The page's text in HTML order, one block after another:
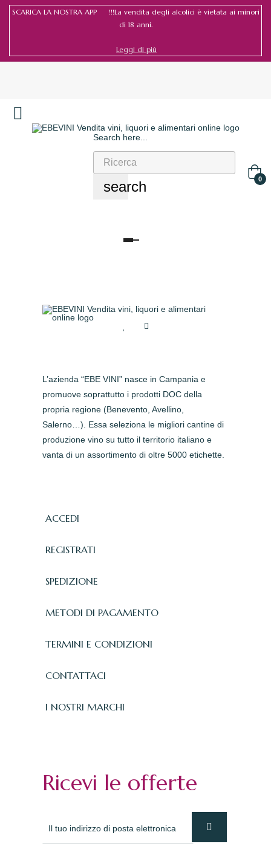
SCARICA LA NOSTRA APP !!!La vendita degli alcolici è vietata ai minori
di 18 anni.
Leggi di più
Search here...
search 0
navigazione
L’azienda “EBE VINI” nasce in Campania e
promuove soprattutto i prodotti DOC della
propria regione (Benevento, Avellino,
Salerno…). Essa seleziona le migliori cantine di
produzione vino su tutto il territorio italiano e
vanta di un assortimento di oltre 5000 etichette.
ACCEDI
REGISTRATI
SPEDIZIONE
METODI DI PAGAMENTO
TERMINI E CONDIZIONI
CONTATTACI
I NOSTRI MARCHI
Ricevi le offerte